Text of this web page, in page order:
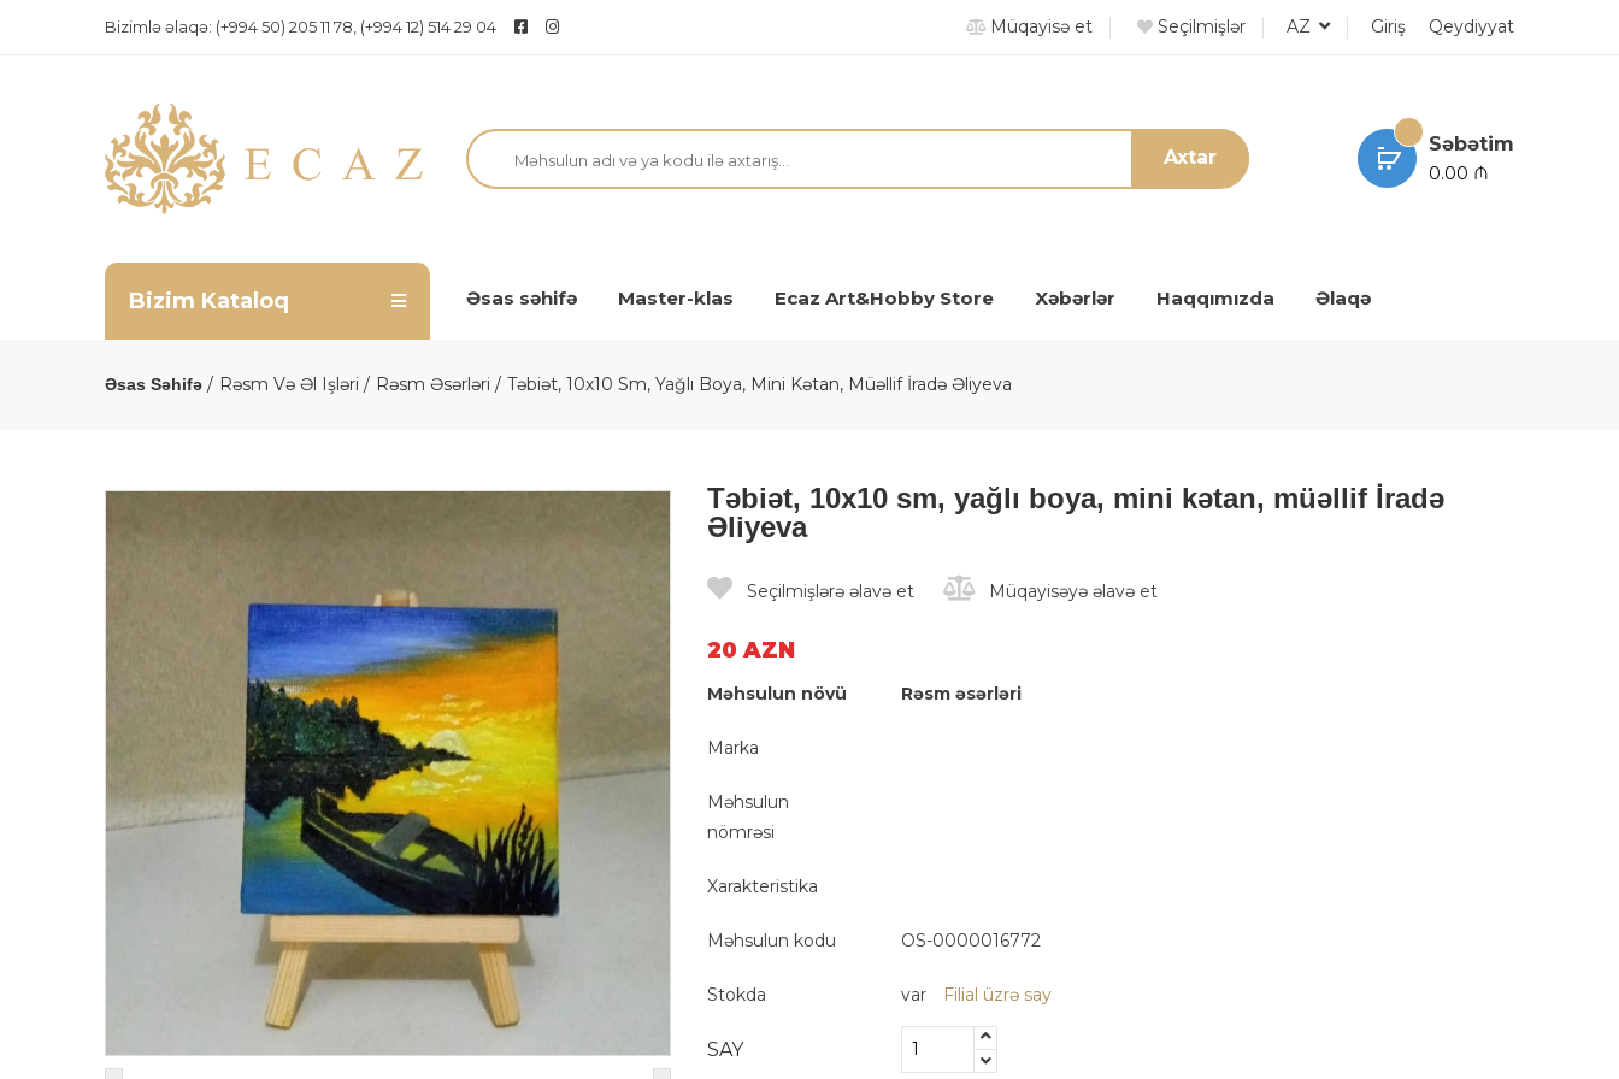
Bizimlə əlaqə: (+994 50) 205 11 78, (+994 12) 514 29 04 Müqayisə et Seçilmişlər AZ Giriş Qeydiyyat
Axtar
Səbətim
0.00 ₼
Bizim Kataloq Əsas səhifə Master-klas Ecaz Art&Hobby Store Xəbərlər Haqqımızda Əlaqə
Əsas Səhifə Rəsm Və Əl Işləri Rəsm Əsərləri Təbiət, 10x10 Sm, Yağlı Boya, Mini Kətan, Müəllif İradə Əliyeva
Təbiət, 10x10 sm, yağlı boya, mini kətan, müəllif İradə
Əliyeva
Seçilmişlərə əlavə et Müqayisəyə əlavə et
20 AZN
Məhsulun növü Rəsm əsərləri
Marka
Məhsulun
nömrəsi
Xarakteristika
Məhsulun kodu OS-0000016772
Stokda var Filial üzrə say
SAY